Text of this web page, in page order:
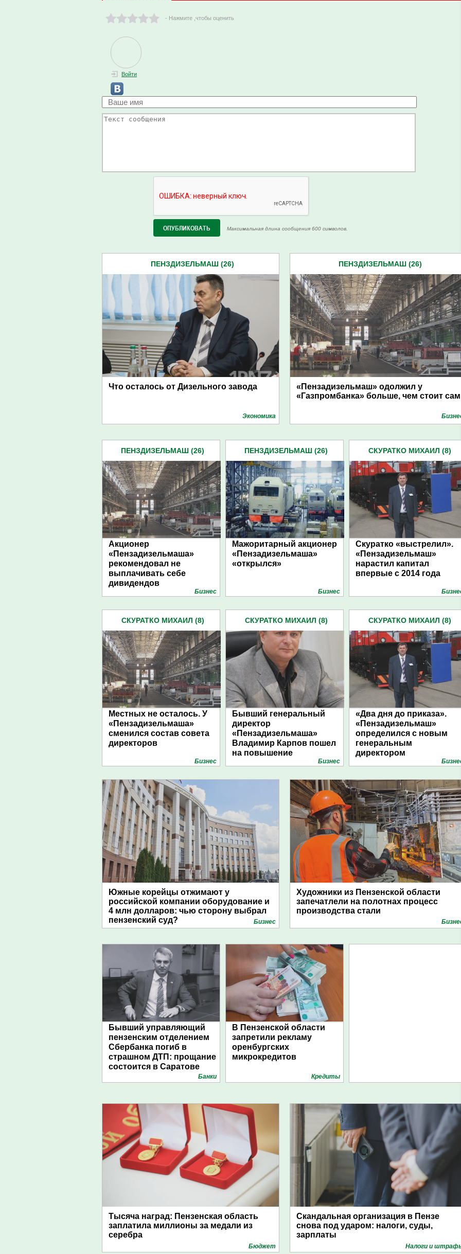
- Нажмите ,чтобы оценить
Войти
Максимальная длина сообщения 600 символов.
ПЕНЗДИЗЕЛЬМАШ (26)
Что осталось от Дизельного завода
Экономика
ПЕНЗДИЗЕЛЬМАШ (26)
«Пензадизельмаш» одолжил у
«Газпромбанка» больше, чем стоит сам
ПЕНЗДИЗЕЛЬМАШ (26)
Акционер
«Пензадизельмаша»
рекомендовал не
выплачивать себе
дивидендов
Бизнес
ПЕНЗДИЗЕЛЬМАШ (26)
Мажоритарный акционер
«Пензадизельмаша»
«открылся»
Бизнес
СКУРАТКО МИХАИЛ (8)
Скуратко «выстрелил».
«Пензадизельмаш»
нарастил капитал
впервые с 2014 года
СКУРАТКО МИХАИЛ (8)
Местных не осталось. У
«Пензадизельмаша»
сменился состав совета
директоров
Бизнес
СКУРАТКО МИХАИЛ (8)
Бывший генеральный
директор
«Пензадизельмаша»
Владимир Карпов пошел
на повышение
Бизнес
СКУРАТКО МИХАИЛ (8)
«Два дня до приказа».
«Пензадизельмаш»
определился с новым
генеральным
директором
Южные корейцы отжимают у
российской компании оборудование и
4 млн долларов: чью сторону выбрал
пензенский суд?
Бизнес
Художники из Пензенской области
запечатлели на полотнах процесс
производства стали
Бывший управляющий
пензенским отделением
Сбербанка погиб в
страшном ДТП: прощание
состоится в Саратове
Банки
В Пензенской области
запретили рекламу
оренбургских
микрокредитов
Кредиты
Тысяча наград: Пензенская область
заплатила миллионы за медали из
серебра
Бюджет
Скандальная организация в Пензе
снова под ударом: налоги, суды,
зарплаты
Налоги и